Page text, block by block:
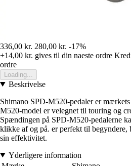
336,00 kr. 280,00 kr. -17%
+14,00 kr. gives til din naeste ordre
ordre
Loading...
Beskrivelse
Shimano SPD-M520-pedaler er
M520-model er velegnet til touring og
Spændingen på SPD-M520-pedalerne
klikke af og på. er perfekt til begyndere,
sin effektivitet.
Yderligere information